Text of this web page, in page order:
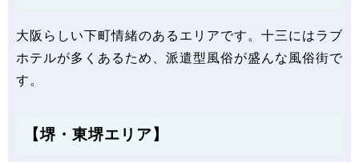
大阪らしい下町情緒のあるエリアです。十三にはラブ
ホテルが多くあるため、派遣型風俗が盛んな風俗街で
す。
【堺・東堺エリア】